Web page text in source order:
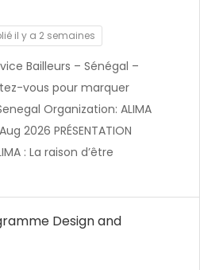
il y a 2 semaines
Bailleurs – Sénégal –
vous pour marquer
Organization: ALIMA
2026 PRÉSENTATION
: La raison d’être
Design and